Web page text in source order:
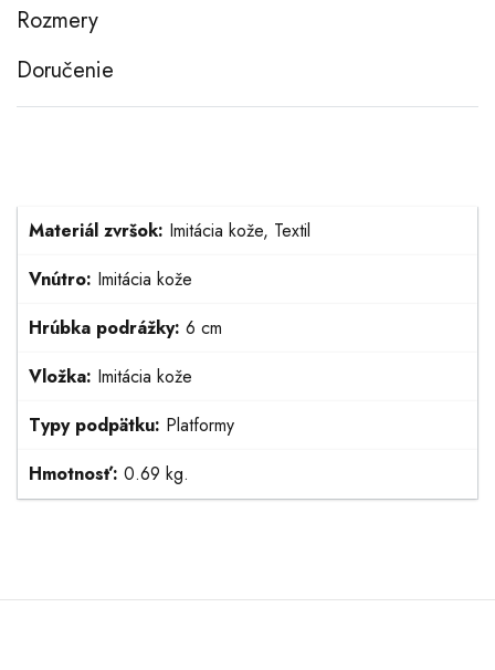
Rozmery
Doručenie
Materiál zvršok: Imitácia kože, Textil
Vnútro: Imitácia kože
Hrúbka podrážky: 6 cm
Vložka: Imitácia kože
Typy podpätku: Platformy
Hmotnosť: 0.69 kg.